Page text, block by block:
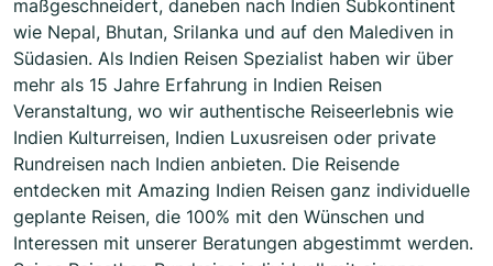
maßgeschneidert, daneben nach Indien Subkontinent
wie Nepal, Bhutan, Srilanka und auf den Malediven in
Südasien. Als Indien Reisen Spezialist haben wir über
mehr als 15 Jahre Erfahrung in Indien Reisen
Veranstaltung, wo wir authentische Reiseerlebnis wie
Indien Kulturreisen, Indien Luxusreisen oder private
Rundreisen nach Indien anbieten. Die Reisende
entdecken mit Amazing Indien Reisen ganz individuelle
geplante Reisen, die 100% mit den Wünschen und
Interessen mit unserer Beratungen abgestimmt werden.